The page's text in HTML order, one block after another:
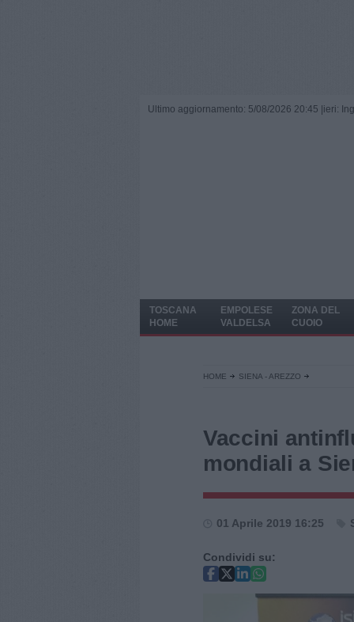
Ultimo aggiornamento: 5/08/2026 20:45 | ieri:
TOSCANA
HOME
EMPOLESE
VALDELSA
ZONA DEL
CUOIO
HOME SIENA - AREZZO
Vaccini
mondiali a
01 Aprile 2019 16:25
Condividi su: